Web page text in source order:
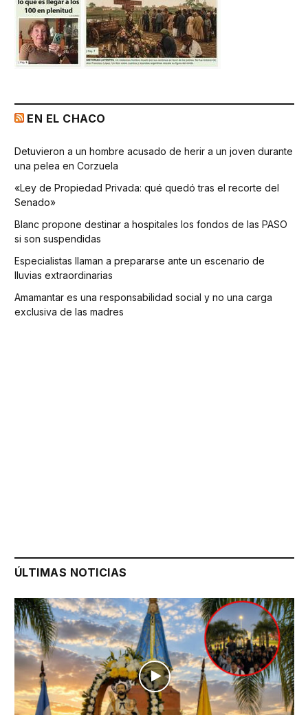
EN EL CHACO
Detuvieron a un hombre acusado de herir a un joven durante
una pelea en Corzuela
«Ley de Propiedad Privada: qué quedó tras el recorte del
Senado»
Blanc propone destinar a hospitales los fondos de las PASO
si son suspendidas
Especialistas llaman a prepararse ante un escenario de
lluvias extraordinarias
Amamantar es una responsabilidad social y no una carga
exclusiva de las madres
ÚLTIMAS NOTICIAS